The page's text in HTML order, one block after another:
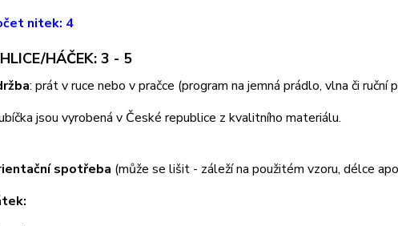
nitek: 4
HÁČEK: 3 - 5
: prát v ruce nebo v pračce (program na jemná prádlo, vlna či
jsou vyrobená v České republice z kvalitního materiálu.
spotřeba (může se lišit - záleží na použitém vzoru, délce